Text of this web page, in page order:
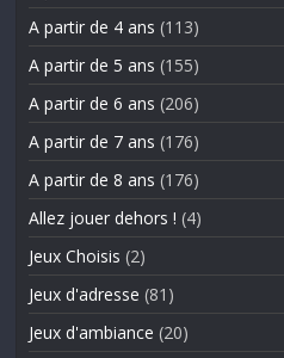
A partir de 4 ans (113)
A partir de 5 ans (155)
A partir de 6 ans (206)
A partir de 7 ans (176)
A partir de 8 ans (176)
Allez jouer dehors ! (4)
Jeux Choisis (2)
Jeux d'adresse (81)
Jeux d'ambiance (20)